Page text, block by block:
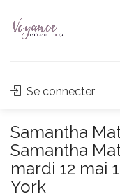
Se connecter
Samantha
Samantha
mardi 12 mai
York